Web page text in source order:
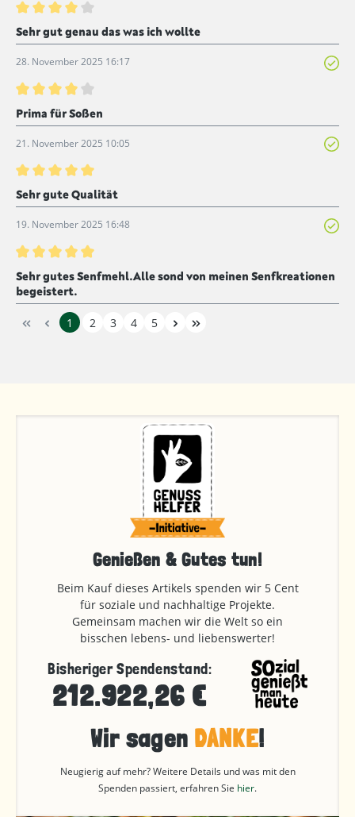
Bewertung mit 4 von 5 Sternen
Sehr gut genau das was ich wollte
28. November 2025 16:17
Bewertung mit 4 von 5 Sternen
Prima für Soßen
21. November 2025 10:05
Bewertung mit 5 von 5 Sternen
Sehr gute Qualität
19. November 2025 16:48
Bewertung mit 5 von 5 Sternen
Sehr gutes Senfmehl.Alle sond von meinen Senfkreationen
begeistert.
1 2 3 4 5
Genießen & Gutes tun!
Beim Kauf dieses Artikels spenden wir 5 Cent
für soziale und nachhaltige Projekte.
Gemeinsam machen wir die Welt so ein
bisschen lebens- und liebenswerter!
Bisheriger Spendenstand:
212.922,26 €
Wir sagen DANKE!
Neugierig auf mehr? Weitere Details und was mit den
Spenden passiert, erfahren Sie hier.